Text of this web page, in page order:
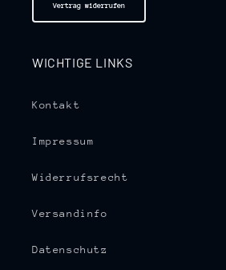
Vertrag widerrufen
WICHTIGE LINKS
Kontakt
Impressum
Widerrufsrecht
Versandinfo
Datenschutz